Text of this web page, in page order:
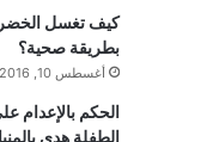
كيف تغسل
بطريقة صحية؟
أغسطس 10, 2016
الحكم بالإعدام
الطفلة هدى بالمنيا